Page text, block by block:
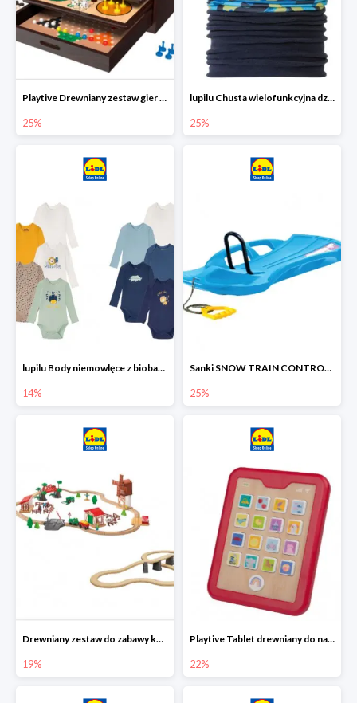
Playtive Drewniany zestaw gier 10 w 1
25%
lupilu Chusta wielofunkcyjna dziecięca
25%
lupilu Body niemowlęce z biobawełny
14%
Sanki SNOW TRAIN CONTROL -25%
25%
Drewniany zestaw do zabawy kolejką - farma i wiadukt
19%
Playtive Tablet drewniany do nauki, interaktywny
22%